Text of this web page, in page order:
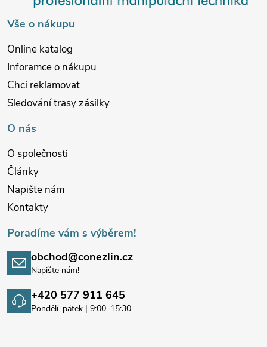
Vše o nákupu
Online katalog
Inforamce o nákupu
Chci reklamovat
Sledování trasy zásilky
O nás
O společnosti
Články
Napište nám
Kontakty
Poradíme vám s výběrem!
obchod@conezlin.cz
Napište nám!
+420 577 911 645
Pondělí–pátek | 9:00–15:30